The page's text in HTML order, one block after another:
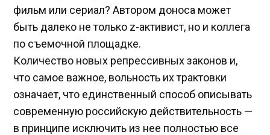
фильм или сериал? Автором доноса может
быть далеко не только z-активист, но и коллега
по съемочной площадке.
Количество новых репрессивных законов и,
что самое важное, вольность их трактовки
означает, что единственный способ описывать
современную российскую действительность —
в принципе исключить из нее полностью все